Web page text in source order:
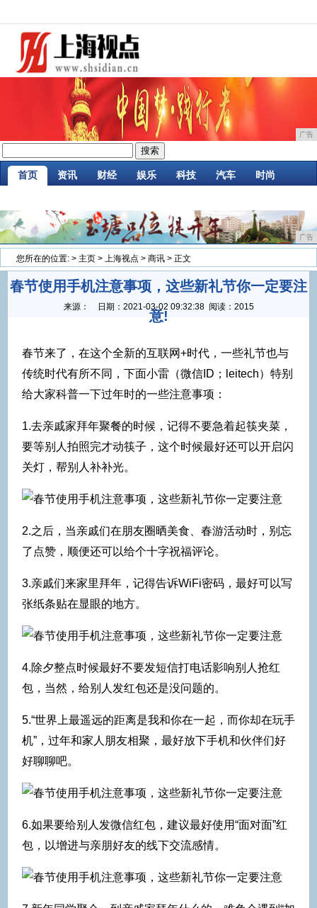
广告
首页 资讯 财经 娱乐 科技 汽车 时尚
广告
您所在的位置: > 主页 > 上海视点 > 商讯 > 正文
春节使用手机注意事项，这些新礼节你一定要注
意!
来源： 日期： 2021-03-02 09:32:38 阅读：2015
春节来了，在这个全新的互联网+时代，一些礼节也与
传统时代有所不同，下面小雷（微信ID；leitech）特别
给大家科普一下过年时的一些注意事项：
1.去亲戚家拜年聚餐的时候，记得不要急着起筷夹菜，
要等别人拍照完才动筷子，这个时候最好还可以开启闪
关灯，帮别人补补光。
2.之后，当亲戚们在朋友圈晒美食、春游活动时，别忘
了点赞，顺便还可以给个十字祝福评论。
3.亲戚们来家里拜年，记得告诉WiFi密码，最好可以写
张纸条贴在显眼的地方。
4.除夕整点时候最好不要发短信打电话影响别人抢红
包，当然，给别人发红包还是没问题的。
5.“世界上最遥远的距离是我和你在一起，而你却在玩手
机”，过年和家人朋友相聚，最好放下手机和伙伴们好
好聊聊吧。
6.如果要给别人发微信红包，建议最好使用“面对面”红
包，以增进与亲朋好友的线下交流感情。